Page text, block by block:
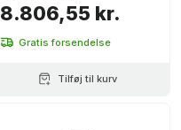
8.806,55 kr.
Gratis forsendelse
Tilføj til kurv